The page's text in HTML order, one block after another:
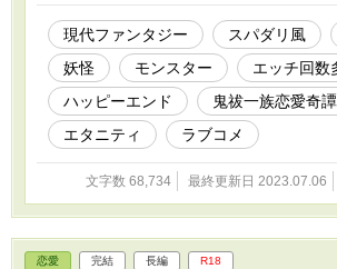
現代ファンタジー スパダリ風
妖怪
モンスター
エッチ回数
ハッピーエンド
鬼祓一族恋愛奇
エタニティ
ラブコメ
文字数 68,734 最終更新日 2023.07.06
恋愛 完結 長編 R18